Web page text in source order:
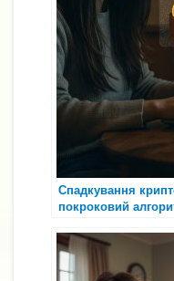
Спадкування
покроковий